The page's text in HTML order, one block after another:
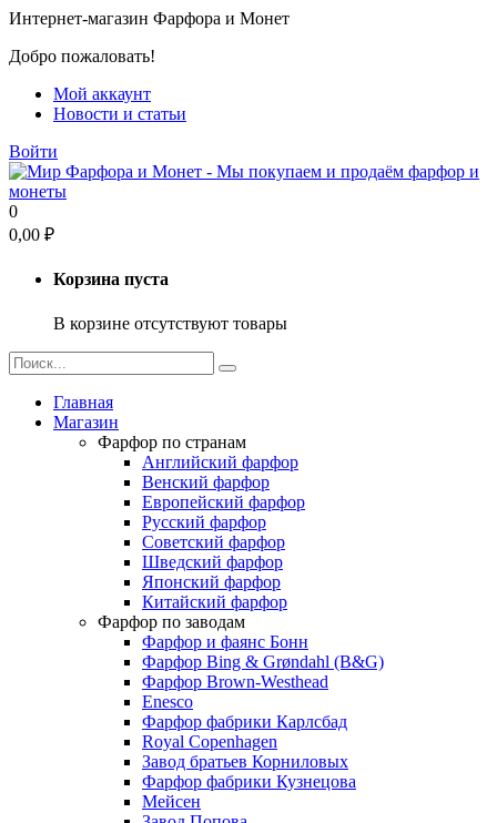
Интернет-магазин Фарфора и Монет
Добро пожаловать!
Мой аккаунт
Новости и статьи
Войти
0
0,00 ₽
Корзина пуста
В корзине отсутствуют товары
Главная
Магазин
Фарфор по странам
Английский фарфор
Венский фарфор
Европейский фарфор
Русский фарфор
Советский фарфор
Шведский фарфор
Японский фарфор
Китайский фарфор
Фарфор по заводам
Фарфор и фаянс Бонн
Фарфор Bing & Grøndahl (B&G)
Фарфор Brown-Westhead
Enesco
Фарфор фабрики Карлсбад
Royal Copenhagen
Завод братьев Корниловых
Фарфор фабрики Кузнецова
Мейсен